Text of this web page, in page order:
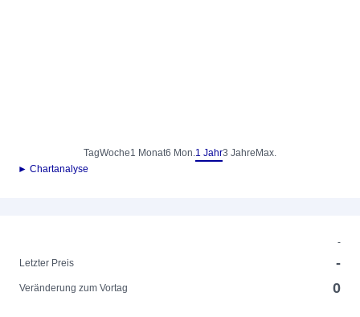
TagWoche1 Monat6 Mon.1 Jahr3 Jahre Max.
► Chartanalyse
-
Letzter Preis
-
Veränderung zum Vortag 0